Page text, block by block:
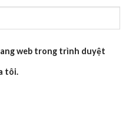
web trong trình duyệt
tôi.